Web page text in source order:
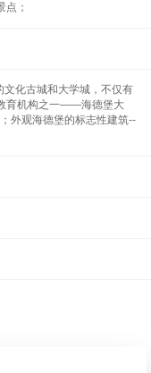
点；
化古城和大学城，不仅有
育机构之一——海德堡大
外观海德堡的标志性建筑--